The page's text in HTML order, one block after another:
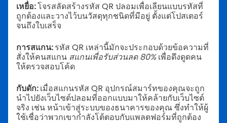
เหยื่อ:โจรสลัดสร้างรหัส QR ปลอมเพื่อเลียนแบบรหัสที่
ถูกต้องและวางไว้บนวัสดุทุกชนิดที่มีอยู่ ตั้งแต่โปสเตอร์
จนถึงใบเสร็จ
การสแกน:รหัส QR เหล่านี้มักจะประกอบด้วยข้อความที่
สั่งให้คนสแกน สแกนเพื่อรับส่วนลด 80%เพื่อดึงดูดคน
ให้ตรวจสอบโค้ด
กับดัก:เมื่อสแกนรหัส QR อุปกรณ์สมาร์ทของคุณจะถูก
นำไปยังเว็บไซต์ปลอมที่ออกแบบมาให้คล้ายกับเว็บไซต์
จริง เช่น หน้าเข้าสู่ระบบของธนาคารของคุณ ซึ่งทำให้ผู้
ใช้เชื่อว่าพวกเขากำลังโต้ตอบกับแพลตฟอร์มที่ถูกต้อง